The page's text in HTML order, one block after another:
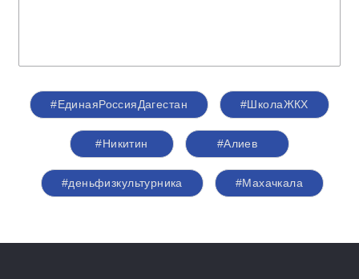
#ЕдинаяРоссияДагестан #ШколаЖКХ
#Никитин #Алиев
#деньфизкультурника #Махачкала